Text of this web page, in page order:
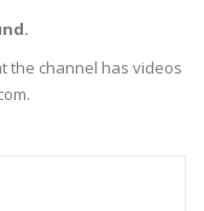
the channel has videos